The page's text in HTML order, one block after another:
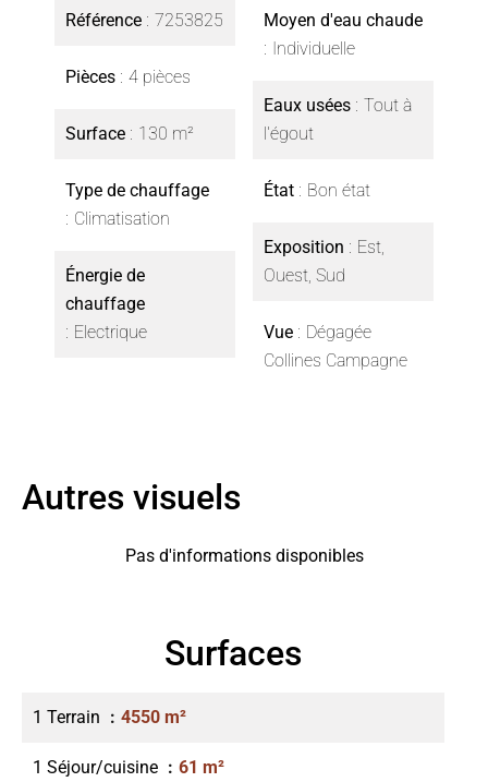
Référence 7253825
Pièces 4 pièces
Surface 130 m²
Type de chauffage
Climatisation
Énergie de
chauffage
Electrique
Moyen d'eau chaude
Individuelle
Eaux usées
Tout à
l'égout
État Bon état
Exposition
Est,
Ouest, Sud
Vue
Dégagée
Collines Campagne
Autres visuels
Pas d'informations disponibles
Surfaces
1 Terrain 4550 m²
1 Séjour/cuisine 61 m²